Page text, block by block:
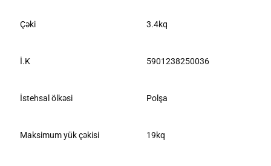
Çəki 3.4kq
İ.K 5901238250036
İstehsal ölkəsi Polşa
Maksimum yük çəkisi 19kq